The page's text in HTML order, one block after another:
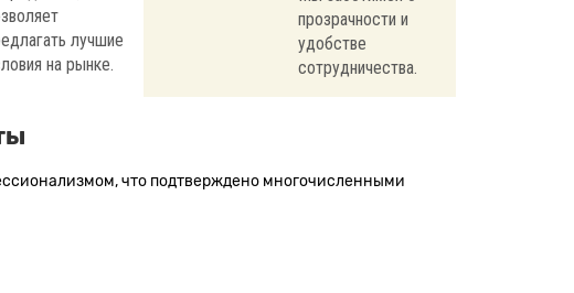
лучшие
на рынке.
прозрачности и
удобстве
сотрудничества.
что подтверждено многочисленными